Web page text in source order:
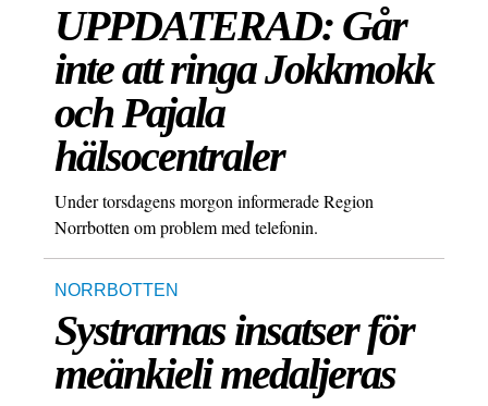
UPPDATERAD: Går
inte att ringa Jokkmokk
och Pajala
hälsocentraler
Under torsdagens morgon informerade Region
Norrbotten om problem med telefonin.
NORRBOTTEN
Systrarnas insatser för
meänkieli medaljeras